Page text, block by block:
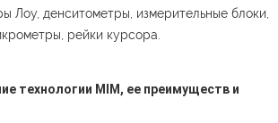
Лоу, денситометры, измерительные блоки,
рейки курсора.
технологии MIM, ее преимуществ и